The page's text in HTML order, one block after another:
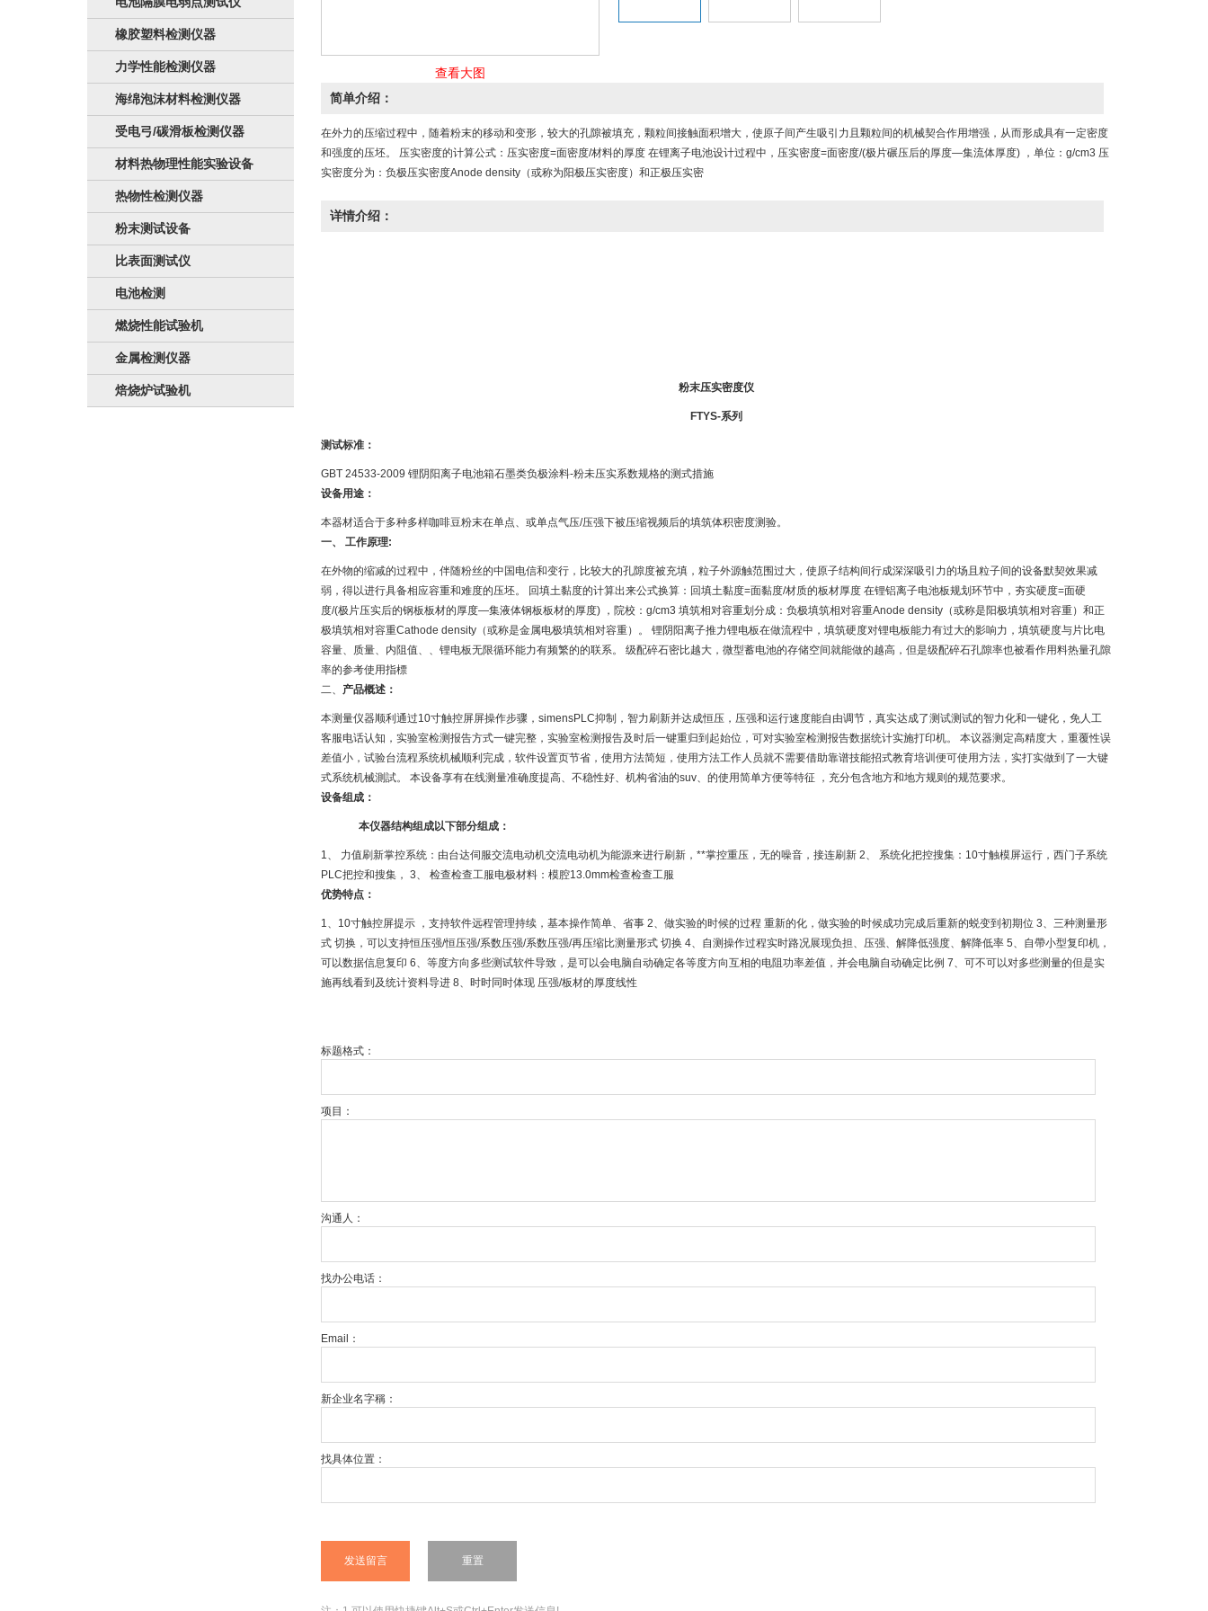
橡胶塑料检测仪器
力学性能检测仪器
海绵泡沫材料检测仪器
受电弓/碳滑板检测仪器
材料热物理性能实验设备
热物性检测仪器
粉末测试设备
比表面测试仪
电池检测
燃烧性能试验机
金属检测仪器
焙烧炉试验机
查看大图
简单介绍：
在外力的压缩过程中，随着粉末的移动和变形，较大的孔隙被填充，颗粒间接触面积增大，使原子间产生吸引力且颗粒间的机械契合作用增强，从而形成具有一定密度
和强度的压坯。 压实密度的计算公式：压实密度=面密度/材料的厚度 在锂离子电池设计过程中，压实密度=面密度/(极片碾压后的厚度—集流体厚度) ，单位：g/cm3 压
实密度分为：负极压实密度Anode density（或称为阳极压实密度）和正极压实密
详情介绍：
粉末压实密度仪
FTYS-系列
测试标准：
GBT 24533-2009 锂阴阳离子电池箱石墨类负极涂料-粉未压实系数规格的测式措施
设备用途：
本器材适合于多种多样咖啡豆粉末在单点、或单点气压/压强下被压缩视频后的填筑体积密度测验。
一、 工作原理:
在外物的缩减的过程中，伴随粉丝的中国电信和变行，比较大的孔隙度被充填，粒子外源触范围过大，使原子结构间行成深深吸引力的场且粒子间的设备默契效果减
弱，得以进行具备相应容重和难度的压坯。 回填土黏度的计算出来公式换算：回填土黏度=面黏度/材质的板材厚度 在锂铝离子电池板规划环节中，夯实硬度=面硬
度/(极片压实后的钢板板材的厚度—集液体钢板板材的厚度) ，院校：g/cm3 填筑相对容重划分成：负极填筑相对容重Anode density（或称是阳极填筑相对容重）和正
极填筑相对容重Cathode density（或称是金属电极填筑相对容重）。 锂阴阳离子推力锂电板在做流程中，填筑硬度对锂电板能力有过大的影响力，填筑硬度与片比电
容量、质量、内阻值、、锂电板无限循环能力有频繁的的联系。 级配碎石密比越大，微型蓄电池的存储空间就能做的越高，但是级配碎石孔隙率也被看作用料热量孔隙
率的参考使用指標
二、 产品概述：
本测量仪器顺利通过10寸触控屏屏操作步骤，simensPLC抑制，智力刷新并达成恒压，压强和运行速度能自由调节，真实达成了测试测试的智力化和一键化，免人工
客服电话认知，实验室检测报告方式一键完整，实验室检测报告及时后一键重归到起始位，可对实验室检测报告数据统计实施打印机。 本议器测定高精度大，重覆性误
差值小，试验台流程系统机械顺利完成，软件设置页节省，使用方法简短，使用方法工作人员就不需要借助靠谱技能招式教育培训便可使用方法，实打实做到了一大键
式系统机械測試。 本设备享有在线测量准确度提高、不稳性好、机构省油的suv、的使用简单方便等特征 ，充分包含地方和地方规则的规范要求。
设备组成：
本仪器结构组成以下部分组成：
1、 力值刷新掌控系统：由台达伺服交流电动机交流电动机为能源来进行刷新，**掌控重压，无的噪音，接连刷新 2、 系统化把控搜集：10寸触模屏运行，西门子系统
PLC把控和搜集， 3、 检查检查工服电极材料：模腔13.0mm检查检查工服
优势特点：
1、10寸触控屏提示 ，支持软件远程管理持续，基本操作简单、省事 2、做实验的时候的过程 重新的化，做实验的时候成功完成后重新的蜕变到初期位 3、三种测量形
式 切换，可以支持恒压强/恒压强/系数压强/系数压强/再压缩比测量形式 切换 4、自测操作过程实时路况展现负担、压强、解降低强度、解降低率 5、自帶小型复印机，
可以数据信息复印 6、等度方向多些测试软件导致，是可以会电脑自动确定各等度方向互相的电阻功率差值，并会电脑自动确定比例 7、可不可以对多些测量的但是实
施再线看到及统计资料导进 8、时时同时体现 压强/板材的厚度线性
标题格式：
项目：
沟通人：
找办公电话：
Email：
新企业名字稱：
找具体位置：